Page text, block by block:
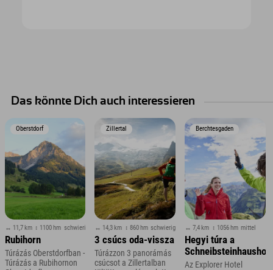
Das könnte Dich auch interessieren
Oberstdorf
↔ 11,7 km ↕ 1100 hm schwierig
Rubihorn
Túrázás Oberstdorfban -
Túrázás a Rubihornon
Zillertal
↔ 14,3 km ↕ 860 hm schwierig
3 csúcs oda-vissza
Túrázzon 3 panorámás
csúcsot a Zillertalban
Berchtesgaden
↔ 7,4 km ↕ 1056 hm mittel
Hegyi túra a
Schneibsteinhaushoz
Az Explorer Hotel